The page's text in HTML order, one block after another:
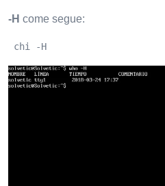
-H come segue:
chi -H